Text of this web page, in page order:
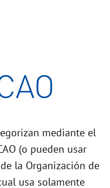
mediante el
(o pueden usar
la Organización de
usa solamente